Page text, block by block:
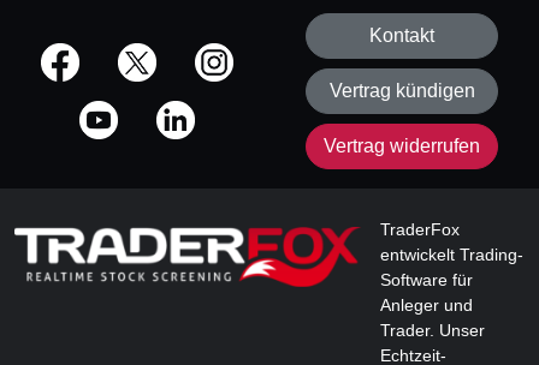
offizielle Social Media-Accounts
Kontakt
Vertrag kündigen
Vertrag widerrufen
TraderFox
entwickelt Trading-
Software für
Anleger und
Trader. Unser
Echtzeit-